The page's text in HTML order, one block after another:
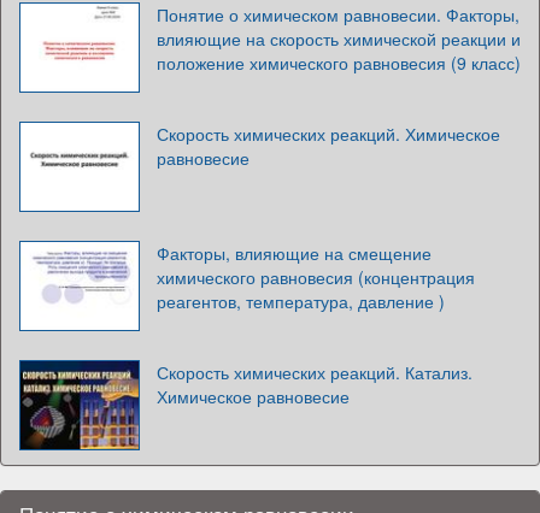
Понятие о химическом равновесии. Факторы,
влияющие на скорость химической реакции и
положение химического равновесия (9 класс)
Скорость химических реакций. Химическое
равновесие
Факторы, влияющие на смещение
химического равновесия (концентрация
реагентов, температура, давление )
Скорость химических реакций. Катализ.
Химическое равновесие